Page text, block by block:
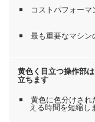
コストパフォーマ
最も重要なマシン
黄色く目立つ操作部
立ちます
黄色に色分けされ
える時間を短縮し